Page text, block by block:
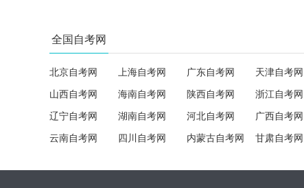
全国自考网
北京自考网 上海自考网 广东自考网 天津自考网
山西自考网 海南自考网 陕西自考网 浙江自考网
辽宁自考网 湖南自考网 河北自考网 广西自考网
云南自考网 四川自考网 内蒙古自考网 甘肃自考网